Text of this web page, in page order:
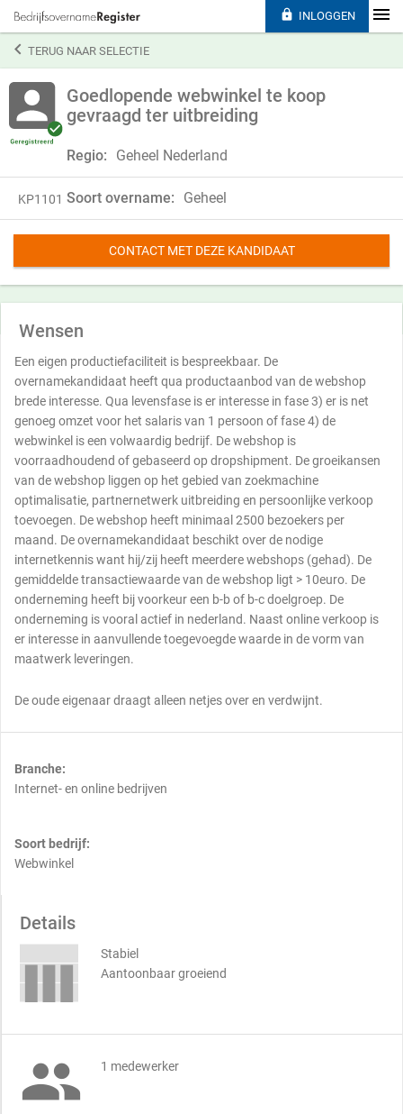
TERUG NAAR SELECTIE
Goedlopende webwinkel te koop
gevraagd ter uitbreiding
Regio: Geheel Nederland
KP1101 Soort overname: Geheel
CONTACT MET DEZE KANDIDAAT
Wensen
Een eigen productiefaciliteit is bespreekbaar. De
overnamekandidaat heeft qua productaanbod van de webshop
brede interesse. Qua levensfase is er interesse in fase 3) er is net
genoeg omzet voor het salaris van 1 persoon of fase 4) de
webwinkel is een volwaardig bedrijf. De webshop is
voorraadhoudend of gebaseerd op dropshipment. De groeikansen
van de webshop liggen op het gebied van zoekmachine
optimalisatie, partnernetwerk uitbreiding en persoonlijke verkoop
toevoegen. De webshop heeft minimaal 2500 bezoekers per
maand. De overnamekandidaat beschikt over de nodige
internetkennis want hij/zij heeft meerdere webshops (gehad). De
gemiddelde transactiewaarde van de webshop ligt > 10euro. De
onderneming heeft bij voorkeur een b-b of b-c doelgroep. De
onderneming is vooral actief in nederland. Naast online verkoop is
er interesse in aanvullende toegevoegde waarde in de vorm van
maatwerk leveringen.
De oude eigenaar draagt alleen netjes over en verdwijnt.
Branche:
Internet- en online bedrijven
Soort bedrijf:
Webwinkel
Details
Stabiel
Aantoonbaar groeiend
 1 medewerker
 INLOGGEN